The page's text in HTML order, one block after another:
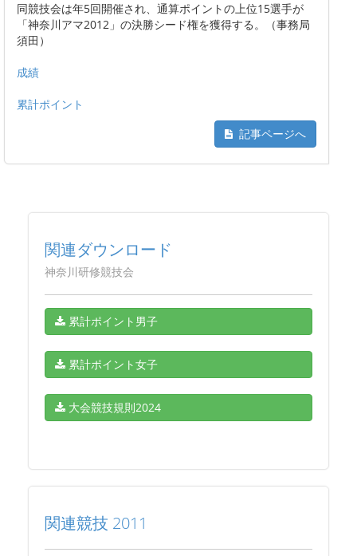
同競技会は年5回開催され、通算ポイントの上位15選手が
「神奈川アマ2012」の決勝シード権を獲得する。（事務局
須田）
成績
累計ポイント
記事ページへ
関連ダウンロード
神奈川研修競技会
累計ポイント男子
累計ポイント女子
大会競技規則2024
関連競技 2011